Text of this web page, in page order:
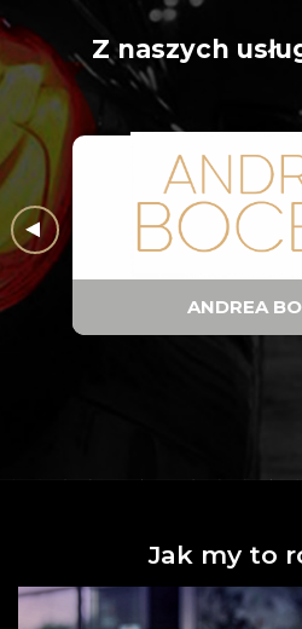
Z naszych
ANDREA
Jak my to